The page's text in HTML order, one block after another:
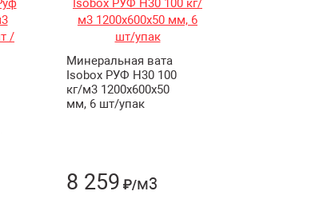
Минеральная вата
Isobox РУФ Н30 100
кг/м3 1200х600х50
мм, 6 шт/упак
8 259 ₽/м3